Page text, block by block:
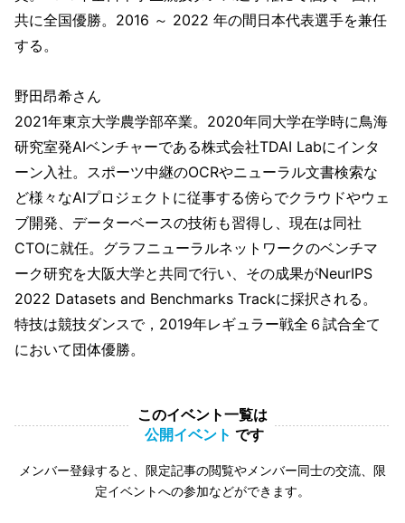
共に全国優勝。2016 ～ 2022 年の間日本代表選手を兼任
する。
野田昂希さん
2021年東京大学農学部卒業。2020年同大学在学時に鳥海
研究室発AIベンチャーである株式会社TDAI Labにインタ
ーン入社。スポーツ中継のOCRやニューラル文書検索な
ど様々なAIプロジェクトに従事する傍らでクラウドやウェ
ブ開発、データーベースの技術も習得し、現在は同社
CTOに就任。グラフニューラルネットワークのベンチマ
ーク研究を大阪大学と共同で行い、その成果がNeurIPS
2022 Datasets and Benchmarks Trackに採択される。
特技は競技ダンスで，2019年レギュラー戦全６試合全て
において団体優勝。
このイベント一覧は
公開イベント です
メンバー登録すると、限定記事の閲覧やメンバー同士の交流、限
定イベントへの参加などができます。